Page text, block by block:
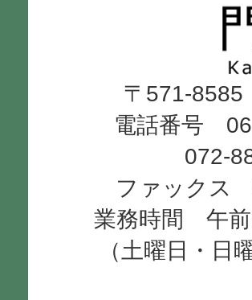
市
City
〒571-
電話番号
072-
ファックス
業務時間 午前
（土曜日・日